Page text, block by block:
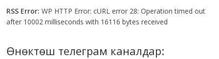
RSS Error: WP HTTP Error: cURL error 28: Operation timed out
after 10002 milliseconds with 16116 bytes received
Өнөктөш телеграм каналдар: